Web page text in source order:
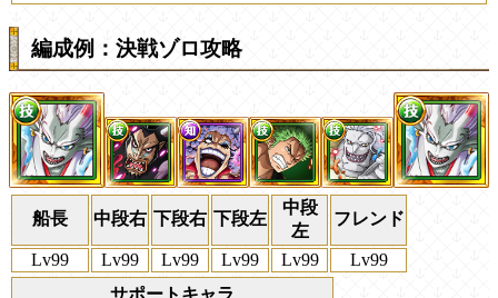
編成例：決戦ゾロ攻略
船長 中段右 下段右 下段左
中段
左
フレンド
Lv99 Lv99 Lv99 Lv99 Lv99
Lv99